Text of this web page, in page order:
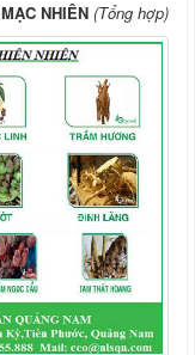
MẠC NHIÊN (Tổng hợp)